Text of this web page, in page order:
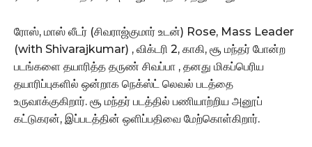
ரோஸ், மாஸ் லீடர் (சிவராஜ்குமார் உடன்) Rose, Mass Leader
(with Shivarajkumar) , விக்டரி 2, காகி, சூ மந்தர் போன்ற
படங்களை தயாரித்த தருண் சிவப்பா , தனது மிகப்பெரிய
தயாரிப்புகளில் ஒன்றாக நெக்ஸ்ட் லெவல் படத்தை
உருவாக்குகிறார். சூ மந்தர் படத்தில் பணியாற்றிய அனூப்
கட்டுகரன், இப்படத்தின் ஒளிப்பதிவை மேற்கொள்கிறார்.